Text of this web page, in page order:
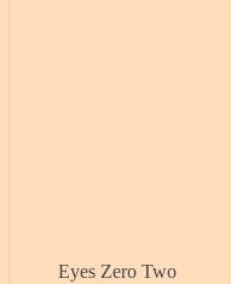
Eyes Zero Two